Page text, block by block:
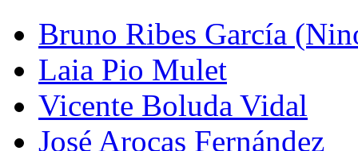
Bruno Ribes García
Laia Pio Mulet
Vicente Boluda Vidal
José Arocas Fernández